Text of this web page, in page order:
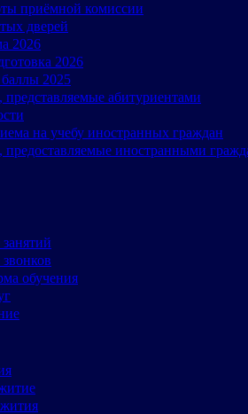
приёмной комиссии
дверей
2026
2026
2025
абитуриентами
на учебу иностранных граждан
иностранными
обучения